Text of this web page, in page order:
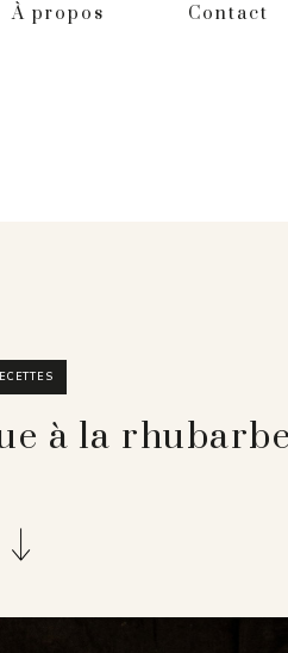
À propos Contact
à la